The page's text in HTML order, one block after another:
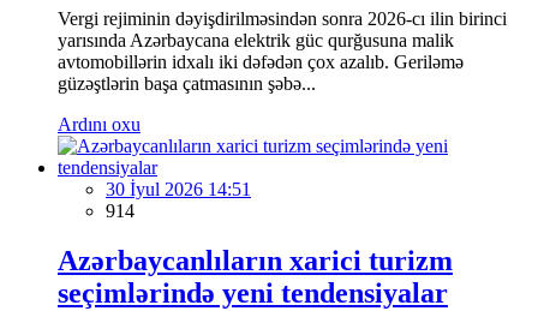
Vergi rejiminin dəyişdirilməsindən sonra 2026-cı ilin birinci
yarısında Azərbaycana elektrik güc qurğusuna malik
avtomobillərin idxalı iki dəfədən çox azalıb. Geriləmə
güzəştlərin başa çatmasının şəbə...
Ardını oxu
30 İyul 2026 14:51
914
Azərbaycanlıların xarici turizm
seçimlərində yeni tendensiyalar